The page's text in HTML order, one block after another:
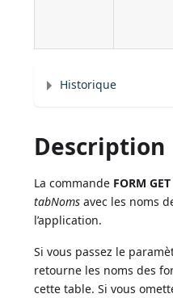
Historique
Description
La commande FORM
tabNoms avec les noms
l’application.
Si vous passez le
retourne les noms des
cette table. Si vous